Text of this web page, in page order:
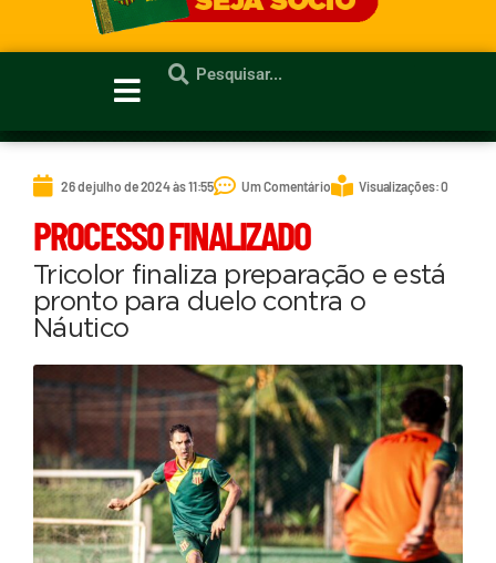
26 de julho de 2024 às 11:55 Um Comentário Visualizações: 0
PROCESSO FINALIZADO
Tricolor finaliza preparação e está
pronto para duelo contra o
Náutico